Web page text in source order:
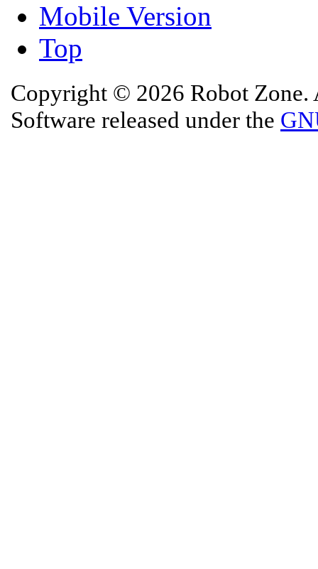
Mobile Version
Top
Copyright © 2026 Robot Zone.
Software released under the